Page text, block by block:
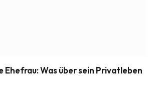
Ehefrau: Was über sein Privatleben